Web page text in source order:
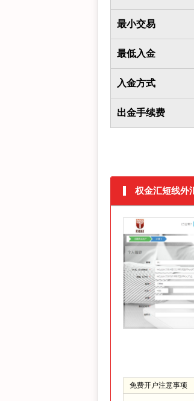
最小交易
最低入金
入金方式
出金手续费
权金汇短线外
免费开户注意事项